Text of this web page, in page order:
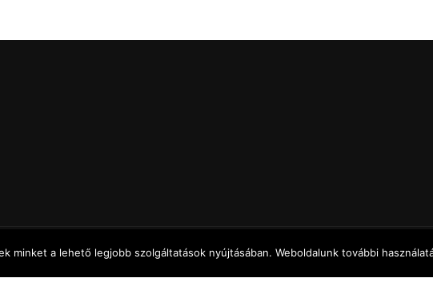
minket a lehető legjobb szolgáltatások nyújtásában. Weboldalunk további